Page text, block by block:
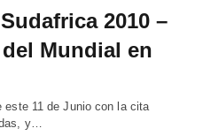
2010 –
Mundial en
este 11 de Junio con la cita
y…